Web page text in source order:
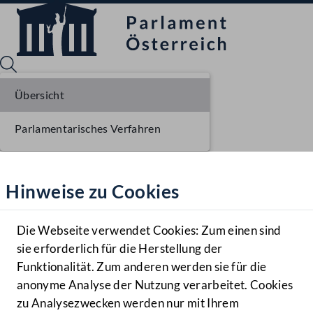
Hilfe
Benutzer
Navigationsmenü öffnen
MENÜ
Hinweise zu Cookies
Die Webseite verwendet Cookies: Zum einen sind
sie erforderlich für die Herstellung der
Funktionalität. Zum anderen werden sie für die
anonyme Analyse der Nutzung verarbeitet. Cookies
zu Analysezwecken werden nur mit Ihrem
Übersicht
Parlamentarisches Verfahren